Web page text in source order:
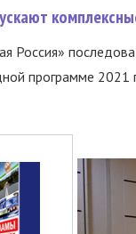
Россия»
программе 2021